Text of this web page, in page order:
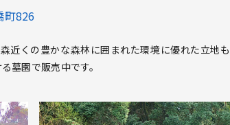
町826
近くの豊かな森林に囲まれた環境に優れた立地
墓園で販売中です。